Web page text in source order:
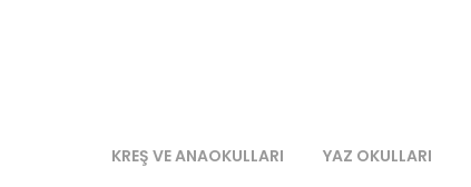
KREŞ VE ANAOKULLARI
YAZ OKULLARI